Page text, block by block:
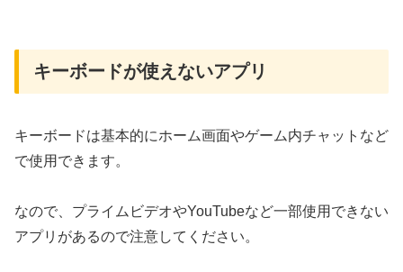
キーボードが使えないアプリ
キーボードは基本的にホーム画面やゲーム内チャットなど
で使用できます。
なので、プライムビデオやYouTubeなど一部使用できない
アプリがあるので注意してください。